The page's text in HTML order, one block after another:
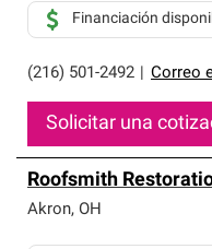
(216) 501-2492 Correo
Financiación
Solicitar una
Roofsmith
Akron, OH